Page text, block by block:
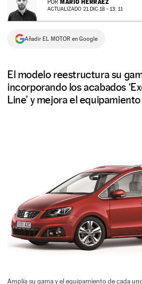
NEWSLETTER
SÍGUENOS
POR MARIO HERRÁEZ
ACTUALIZADO 21 DIC 18 - 13: 11
Añadir EL MOTOR en Google
El modelo reestructura su
incorporando los acabados
Line’ y mejora el
Amplía su gama y el equipamiento de cada